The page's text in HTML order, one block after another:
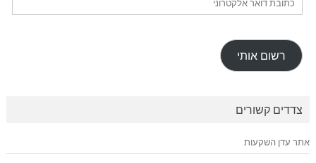
רשום אותי
צדדים קשורים
אתר עדן השקעות